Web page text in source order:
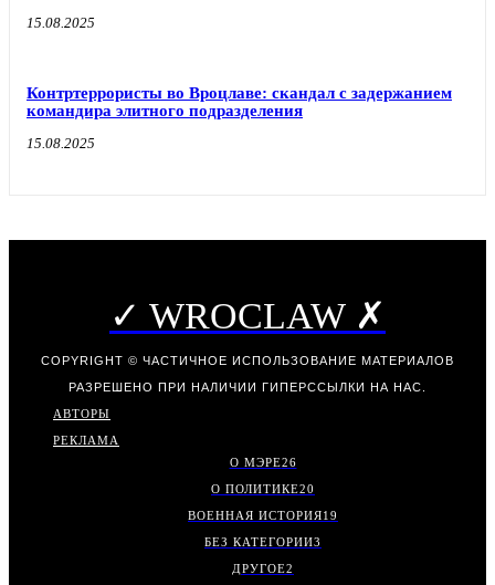
15.08.2025
Контртеррористы во Вроцлаве: скандал с задержанием
командира элитного подразделения
15.08.2025
✓ WROCLAW ✗
COPYRIGHT © ЧАСТИЧНОЕ ИСПОЛЬЗОВАНИЕ МАТЕРИАЛОВ
РАЗРЕШЕНО ПРИ НАЛИЧИИ ГИПЕРССЫЛКИ НА НАС.
АВТОРЫ
РЕКЛАМА
О МЭРЕ26
О ПОЛИТИКЕ20
ВОЕННАЯ ИСТОРИЯ19
БЕЗ КАТЕГОРИИ3
ДРУГОЕ2